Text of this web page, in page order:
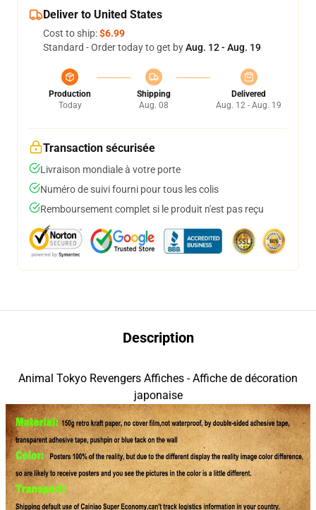
Deliver to United States
Cost to ship:$6.99
Standard - Order today to get byAug. 12 - Aug. 19
Production
Today
Shipping
Aug. 08
Delivered
Aug. 12 - Aug. 19
Transaction sécurisée
Livraison mondiale à votre porte
Numéro de suivi fourni pour tous les colis
Remboursement complet si le produit n'est pas reçu
Description
Animal Tokyo Revengers Affiches - Affiche de décoration
japonaise